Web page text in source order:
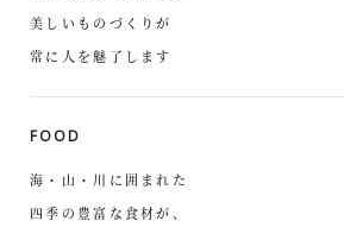
美しいものづくりが
常に人を魅了します
FOOD
海・山・川に囲まれた
四季の豊富な食材が、